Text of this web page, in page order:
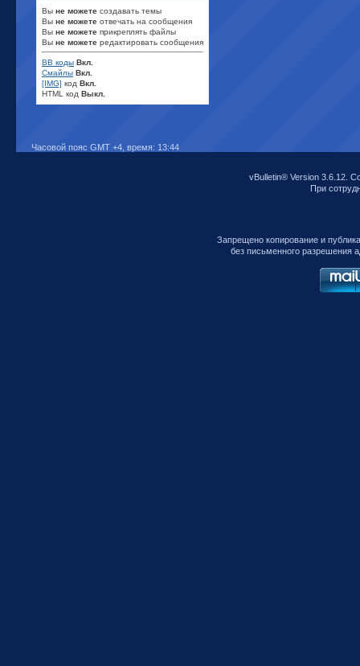
Вы не можете создавать темы
Вы не можете отвечать на сообщения
Вы не можете прикреплять файлы
Вы не можете редактировать сообщения
BB коды Вкл.
Смайлы Вкл.
[IMG] код Вкл.
HTML код Выкл.
Часовой пояс GMT +4, время: 13:44
vBulletin® Version 3.6.12.
При
Запрещено копирование и
без письменного разрешения